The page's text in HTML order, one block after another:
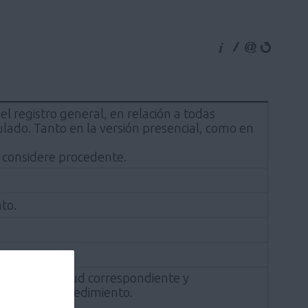
registro general, en relación a todas
Tanto en la versión presencial, como en
procedente.
de solicitud correspondiente y
del procedimiento.